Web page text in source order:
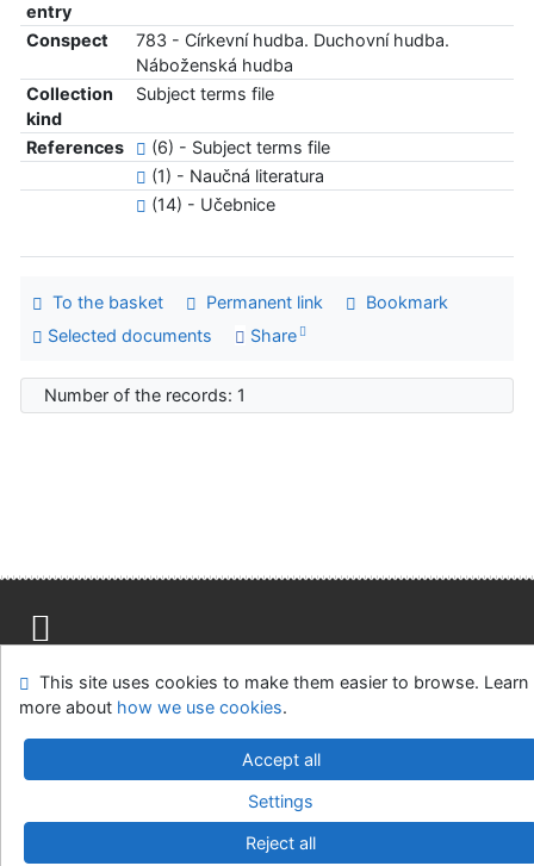
entry
Conspect
783 - Církevní hudba. Duchovní hudba.
Náboženská hudba
Collection
kind
Subject terms file
References
(6) - Subject terms file
(1) - Naučná literatura
(14) - Učebnice
To the basket Permanent link
Bookmark
Selected documents
Share
Number of the records: 1
Feedback form
Cookie settings
Univerzitní knihovna - Univerzita Hradec Králové
v.4.8.63a-Cosmotron Slovakia, s.r.o.
This site uses cookies to make them easier to browse. Learn
more about how we use cookies.
Accept all
Settings
Reject all